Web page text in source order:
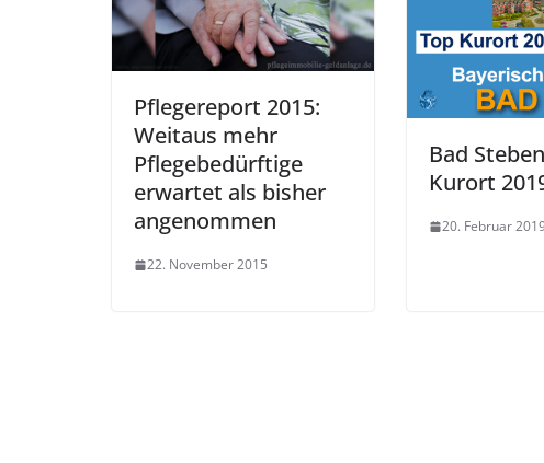
Pflegereport 2015:
Weitaus mehr
Pflegebedürftige
erwartet als bisher
angenommen
22. November 2015
Bad
Kurort
20. Februar